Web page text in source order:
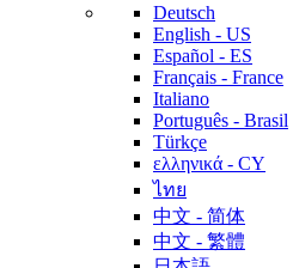
Deutsch
English - US
Español - ES
Français - France
Italiano
Português - Brasil
Türkçe
ελληνικά - CY
ไทย
中文 - 简体
中文 - 繁體